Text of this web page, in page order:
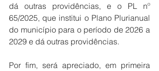
dá outras providências, e o PL nº
65/2025, que institui o Plano Plurianual
do município para o período de 2026 a
2029 e dá outras providências.
Por fim, será apreciado, em primeira